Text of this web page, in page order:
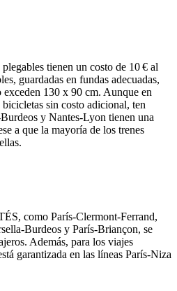
tienen un costo de 10 € al
guardadas en fundas adecuadas,
exceden 130 x 90 cm. Aunque en
sin costo adicional, ten
y Nantes-Lyon tienen una
a que la mayoría de los trenes
como París-Clermont-Ferrand,
Burdeos y París-Briançon, se
Además, para los viajes
garantizada en las líneas París-Niza